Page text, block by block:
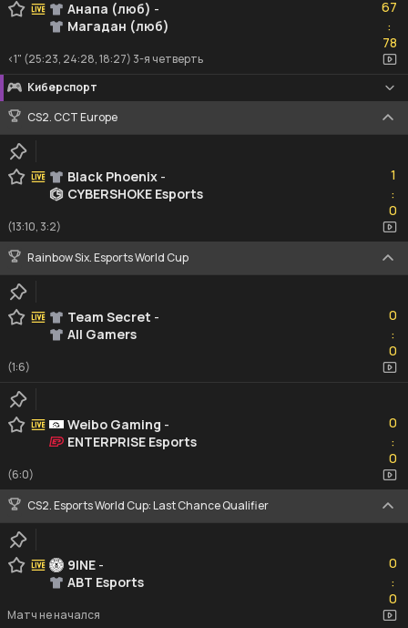
Анапа (люб) -
Магадан (люб)
67
:78
78
<1" (25:23, 24:28, 18:27) 3-я четверть
Киберспорт
CS2. CCT Europe
Black Phoenix -
CYBERSHOKE Esports
1
:0
0
(13:10, 3:2)
Rainbow Six. Esports World Cup
Team Secret -
All Gamers
0
:0
0
(1:6)
Weibo Gaming -
ENTERPRISE Esports
0
:0
0
(6:0)
CS2. Esports World Cup: Last Chance Qualifier
9INE -
ABT Esports
0
:0
0
Матч не начался